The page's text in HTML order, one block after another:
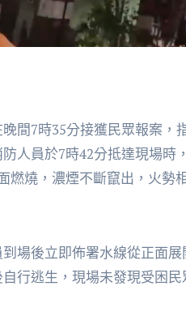
間7時35分接獲民眾報案，
人員於7時42分抵達現場時
燃燒，濃煙不斷竄出，火勢
場後立即佈署水線從正面
行逃生，現場未發現受困民